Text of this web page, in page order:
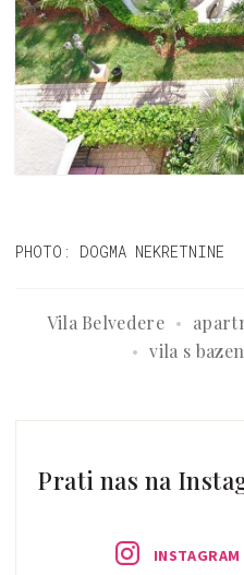
PHOTO: DOGMA NEKRETNINE
Vila Belvedere
vila s
Prati nas na
INSTAGRAM